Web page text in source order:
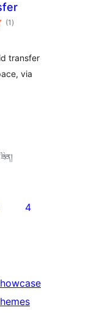
(1 གདེང་
འཇོག་
)
transfer
via
4